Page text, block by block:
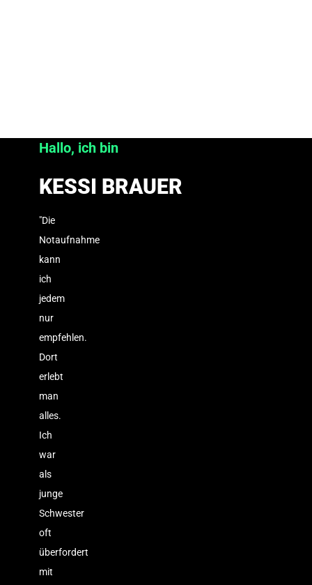
Hallo, ich bin
KESSI BRAUER
"Die
Notaufnahme
kann
ich
jedem
nur
empfehlen.
Dort
erlebt
man
alles.
Ich
war
als
junge
Schwester
oft
überfordert
mit